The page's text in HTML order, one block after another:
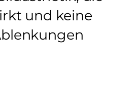
und keine